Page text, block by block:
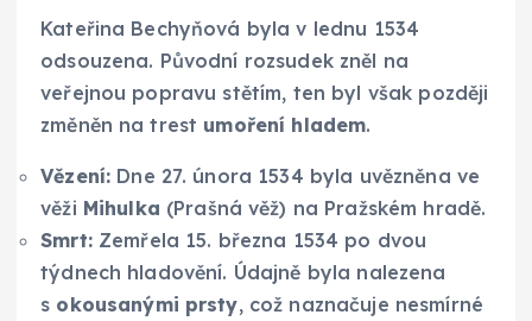
Kateřina Bechyňová byla v lednu 1534
odsouzena. Původní rozsudek zněl na
veřejnou popravu stětím, ten byl však později
změněn na trest umoření hladem.
Vězení: Dne 27. února 1534 byla uvězněna ve
věži Mihulka (Prašná věž) na Pražském hradě.
Smrt:Zemřela 15. března 1534 po dvou
týdnech hladovění. Údajně byla nalezena
s okousanými prsty, což naznačuje nesmírné